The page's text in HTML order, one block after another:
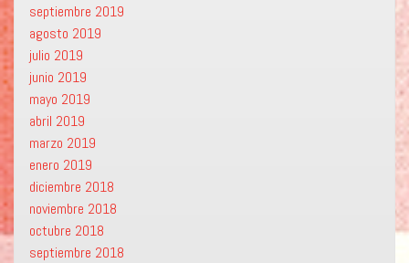
septiembre 2019
agosto 2019
julio 2019
junio 2019
mayo 2019
abril 2019
marzo 2019
enero 2019
diciembre 2018
noviembre 2018
octubre 2018
septiembre 2018